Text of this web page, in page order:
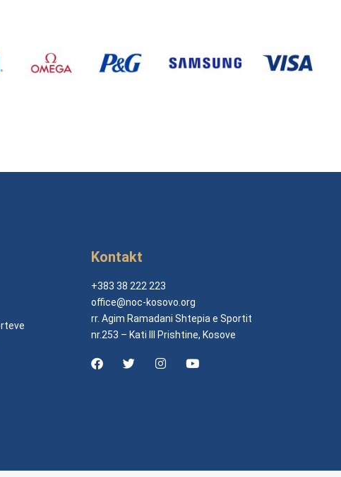
Kontakt
+383 38 222 223
office@noc-kosovo.org
rr. Agim Ramadani Shtepia e Sportit
nr.253 – Kati III Prishtine, Kosove